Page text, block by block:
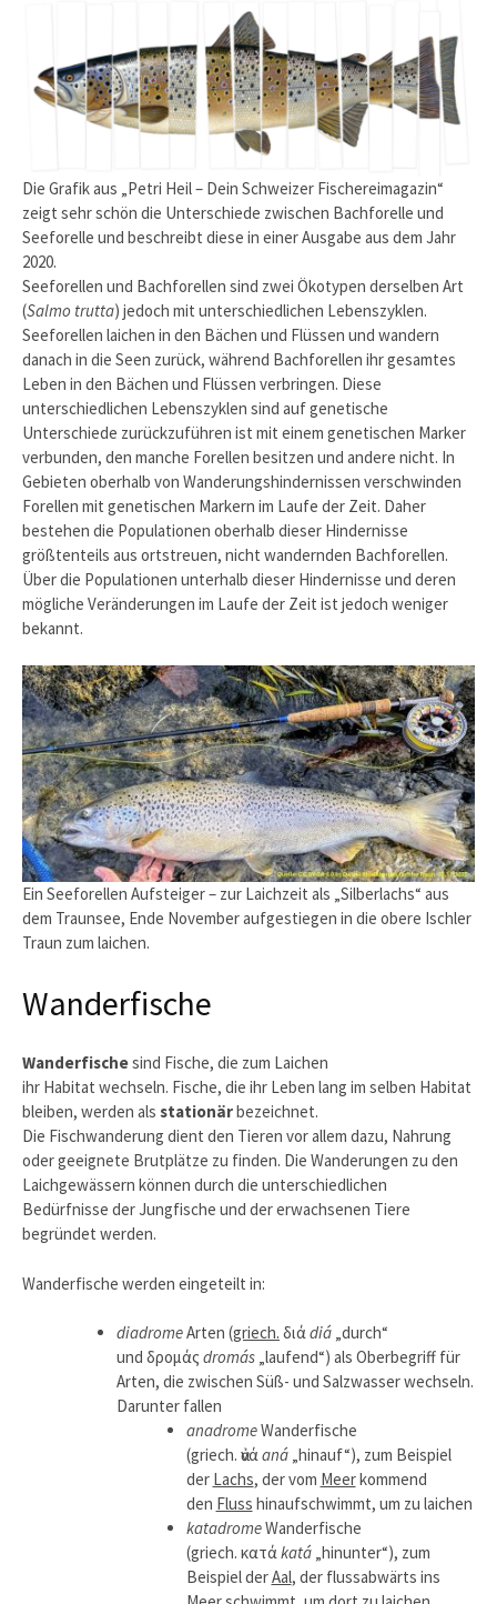
Die Grafik aus „Petri Heil – Dein Schweizer Fischereimagazin“
zeigt sehr schön die Unterschiede zwischen Bachforelle und
Seeforelle und beschreibt diese in einer Ausgabe aus dem Jahr
2020.
Seeforellen und Bachforellen sind zwei Ökotypen derselben Art
(Salmo trutta) jedoch mit unterschiedlichen Lebenszyklen.
Seeforellen laichen in den Bächen und Flüssen und wandern
danach in die Seen zurück, während Bachforellen ihr gesamtes
Leben in den Bächen und Flüssen verbringen. Diese
unterschiedlichen Lebenszyklen sind auf genetische
Unterschiede zurückzuführen ist mit einem genetischen Marker
verbunden, den manche Forellen besitzen und andere nicht. In
Gebieten oberhalb von Wanderungshindernissen verschwinden
Forellen mit genetischen Markern im Laufe der Zeit. Daher
bestehen die Populationen oberhalb dieser Hindernisse
größtenteils aus ortstreuen, nicht wandernden Bachforellen.
Über die Populationen unterhalb dieser Hindernisse und deren
mögliche Veränderungen im Laufe der Zeit ist jedoch weniger
bekannt.
Ein Seeforellen Aufsteiger – zur Laichzeit als „Silberlachs“ aus
dem Traunsee, Ende November aufgestiegen in die obere Ischler
Traun zum laichen.
Wanderfische
Wanderfischesind Fische, die zum Laichen
ihr Habitat wechseln. Fische, die ihr Leben lang im selben Habitat
bleiben, werden als stationärbezeichnet.
Die Fischwanderung dient den Tieren vor allem dazu, Nahrung
oder geeignete Brutplätze zu finden. Die Wanderungen zu den
Laichgewässern können durch die unterschiedlichen
Bedürfnisse der Jungfische und der erwachsenen Tiere
begründet werden.
Wanderfische werden eingeteilt in:
diadromeArten (griech. διάdiá „durch“
und δρομάς dromás „laufend“) als Oberbegriff für
Arten, die zwischen Süß- und Salzwasser wechseln.
Darunter fallen
anadromeWanderfische
(griech. ἀνάaná„hinauf“), zum Beispiel
der Lachs, der vom Meerkommend
den Fluss hinaufschwimmt, um zu laichen
katadromeWanderfische
(griech. κατάkatá„hinunter“), zum
Beispiel derAal, der flussabwärts ins